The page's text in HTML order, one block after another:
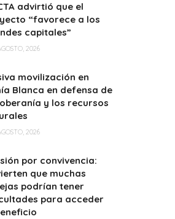
advirtió que el
“favorece a los
capitales”
2026
movilización en
Blanca en defensa de
y los recursos
2026
por convivencia:
que muchas
podrían tener
para acceder